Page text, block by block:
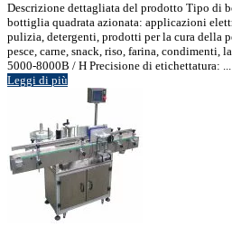
Descrizione dettagliata del prodotto Tipo di
bottiglia quadrata azionata: applicazioni
pulizia, detergenti, prodotti per la cura della
pesce, carne, snack, riso, farina,
5000-8000B / H Precisione di etichettatura: ...
Leggi di più